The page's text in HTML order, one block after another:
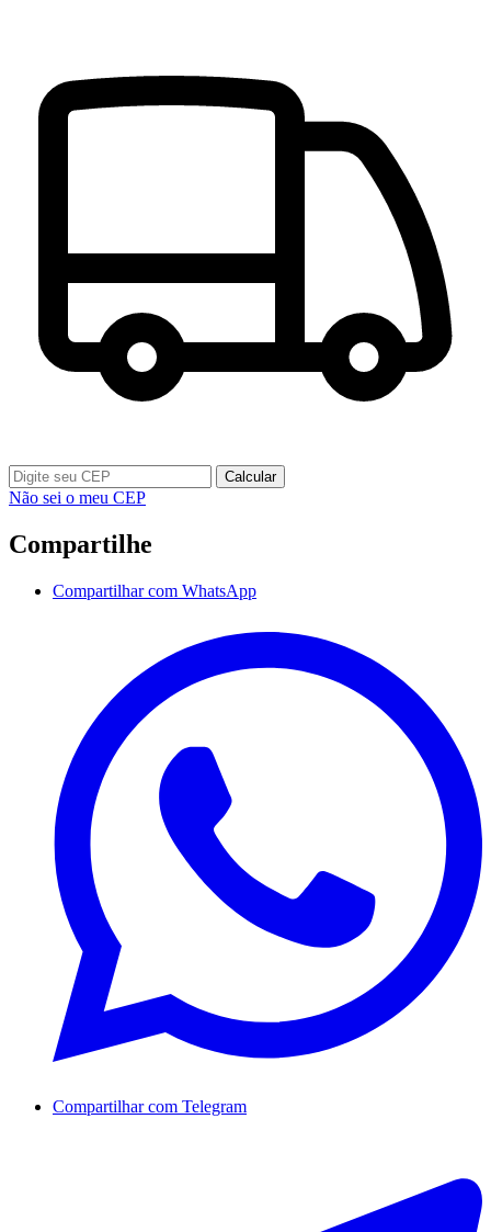
Calcular
Não sei o meu CEP
Compartilhe
Compartilhar com WhatsApp
Compartilhar com Telegram